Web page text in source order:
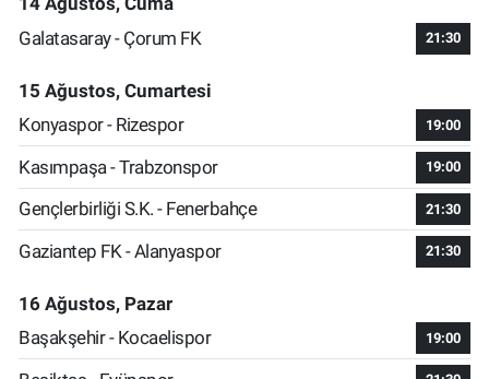
Galatasaray - Çorum FK
21:30
15 Ağustos, Cumartesi
Konyaspor - Rizespor
19:00
Kasımpaşa - Trabzonspor 19:00
Gençlerbirliği S.K. - Fenerbahçe 21:30
Gaziantep FK - Alanyaspor 21:30
16 Ağustos, Pazar
Başakşehir - Kocaelispor
19:00